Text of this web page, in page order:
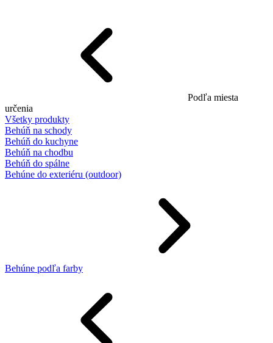
Podľa miesta
určenia
Všetky produkty
Behúň na schody
Behúň do kuchyne
Behúň na chodbu
Behúň do spálne
Behúne do exteriéru (outdoor)
Behúne podľa farby